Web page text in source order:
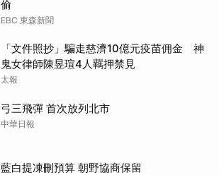
偷
EBC 東森新聞
「文件照抄」騙走慈濟10億元疫苗佣金 神
鬼女律師陳昱瑄4人羈押禁見
太報
弓三飛彈 首次放列北市
中華日報
藍白提凍刪預算 朝野協商保留